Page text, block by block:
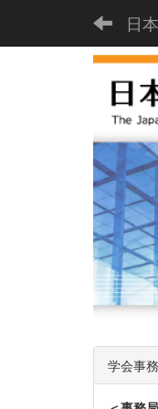
日
学会事